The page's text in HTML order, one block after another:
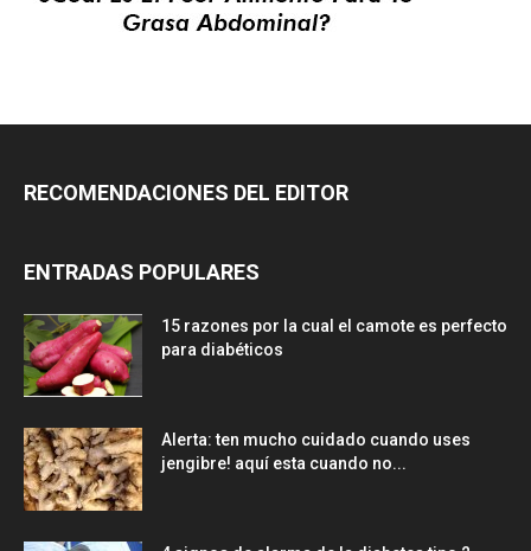
RECOMENDACIONES DEL EDITOR
ENTRADAS POPULARES
15 razones por la cual el camote es perfecto
para diabéticos
Alerta: ten mucho cuidado cuando uses
jengibre! aquí esta cuando no...